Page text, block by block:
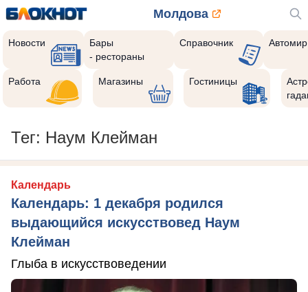
Молдова
Новости
Бары
- рестораны
Справочник Автомир
Работа Магазины Гостиницы
Тег: Наум Клейман
Календарь
Календарь: 1 декабря родился
выдающийся искусствовед Наум
Клейман
Глыба в искусствоведении